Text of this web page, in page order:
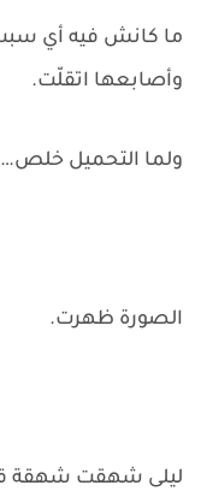
ما كانش فيه أي
وأصابعها اتقلّت.
ولما التحميل خلص…
الصورة ظهرت.
ليلى شهقت شهقة